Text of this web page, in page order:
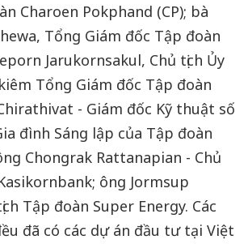
Charoen Pokphand (CP); bà
Tổng Giám đốc Tập đoàn
Jarukornsakul, Chủ tịch Ủy
Tổng Giám đốc Tập đoàn
- Giám đốc Kỹ thuật số
đình Sáng lập của Tập đoàn
Chongrak Rattanapian - Chủ
ông Jormsup
Tập đoàn Super Energy. Các
đã có các dự án đầu tư tại Việt